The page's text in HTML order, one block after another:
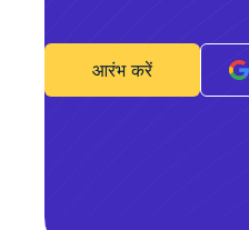
आरंभ करें